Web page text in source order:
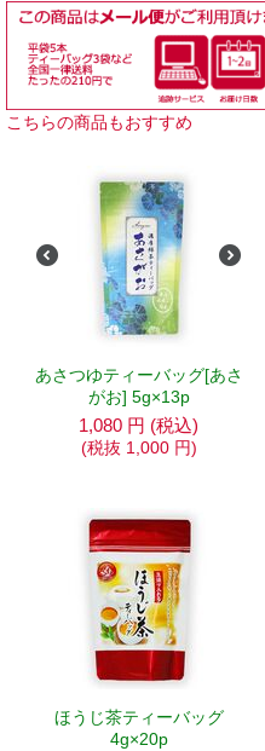
こちらの商品もおすすめ
あさつゆティーバッグ[あさ
がお] 5g×13p
1,080 円 (税込)
(税抜 1,000 円)
ほうじ茶ティーバッグ
4g×20p